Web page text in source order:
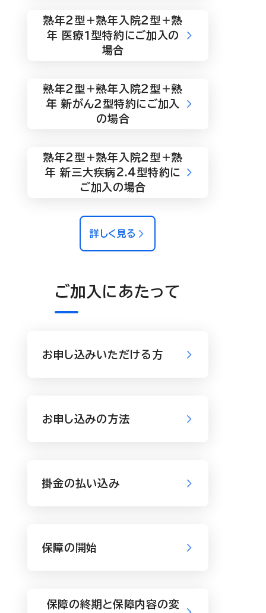
熟年２型＋熟年入院２型＋熟
年 医療１型特約にご加入の
場合
熟年２型＋熟年入院２型＋熟
年 新がん２型特約にご加入
の場合
熟年２型＋熟年入院２型＋熟
年 新三大疾病2.4型特約に
ご加入の場合
詳しく見る
ご加入にあたって
お申し込みいただける方
お申し込みの方法
掛金の払い込み
保障の開始
保障の終期と保障内容の変